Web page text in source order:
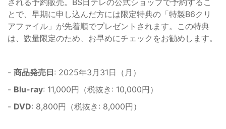
とで、早期に申し込んだ方には限定特典の「特製B6クリ
アファイル」が先着順でプレゼントされます。この特典
は、数量限定のため、お早めにチェックをお勧めします。
- 商品発売日: 2025年3月31日（月）
- Blu-ray: 11,000円（税抜き: 10,000円）
- DVD: 8,800円（税抜き: 8,000円）